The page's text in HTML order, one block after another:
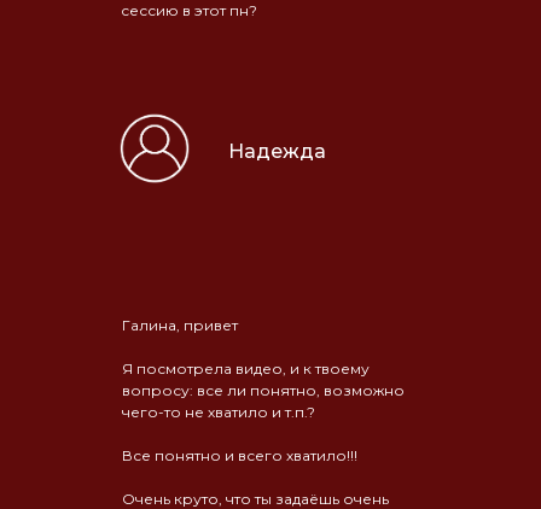
сессию в этот пн?
Галина, привет
Я посмотрела видео, и к твоему
вопросу: все ли понятно, возможно
чего-то не хватило и т.п.?
Все понятно и всего хватило!!!
Очень круто, что ты задаёшь очень
Надежда